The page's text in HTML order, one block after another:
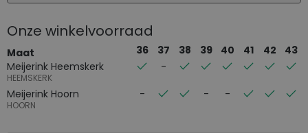
Onze winkelvoorraad
Maat 36 37 38 39 40 41 42
43
Meijerink Heemskerk
HEEMSKERK
Meijerink Hoorn
HOORN